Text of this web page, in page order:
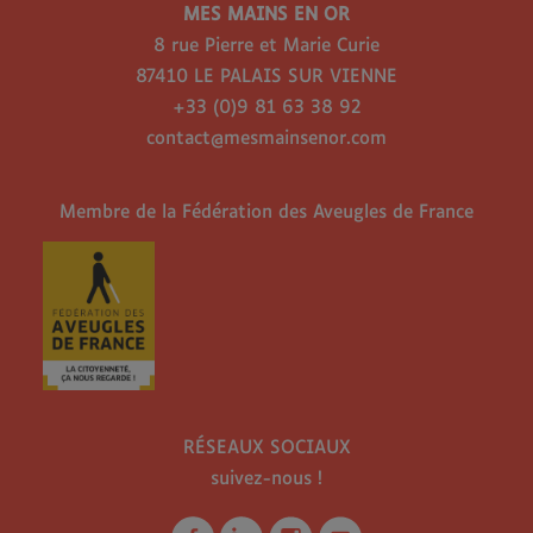
MES MAINS EN OR
8 rue Pierre et Marie Curie
87410 LE PALAIS SUR VIENNE
+33 (0)9 81 63 38 92
contact@mesmainsenor.com
Membre de la Fédération des Aveugles de France
RÉSEAUX SOCIAUX
suivez-nous !